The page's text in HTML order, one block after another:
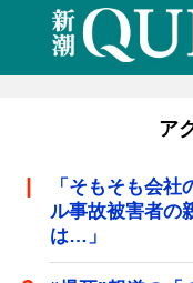
ア
「そもそも会
ル事故被害者
は…」